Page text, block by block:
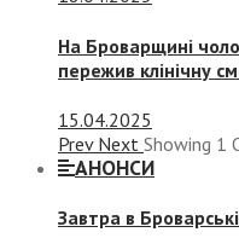
На Броварщині
пережив клінічну
15.04.2025
Prev Next Showing 1
АНОНСИ
Завтра в